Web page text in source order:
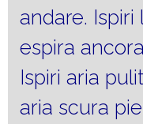
andare.
espira
Ispiri aria
aria scura